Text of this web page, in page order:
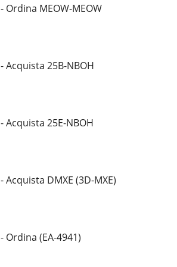
- Ordina MEOW-MEOW
- Acquista 25B-NBOH
- Acquista 25E-NBOH
- Acquista DMXE (3D-MXE)
- Ordina (EA-4941)